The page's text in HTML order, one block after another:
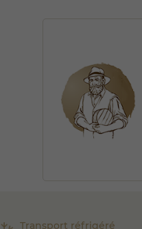
Transport réfrigéré